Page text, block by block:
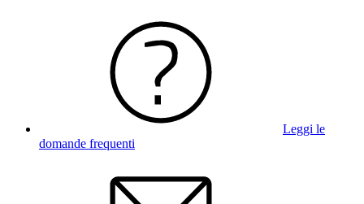
Leggi le
domande frequenti